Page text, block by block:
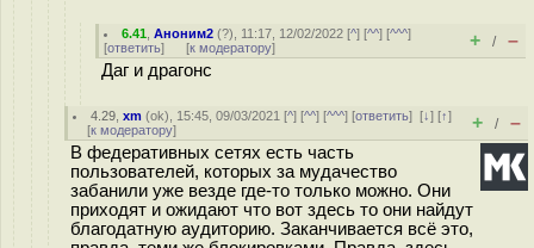
6.41 ,Аноним2 (?), 11:17, 12/02/2022 [^] [^^] [^^^]
[ответить] [к модератору] + / –
Даг и драгонс
4.29 ,xm (ok), 15:45, 09/03/2021 [^] [^^] [^^^] [ответить][↓] [↑]
[к модератору] + / –
В федеративных сетях есть часть
пользователей, которых за мудачество
забанили уже везде где-то только можно. Они
приходят и ожидают что вот здесь то они найдут
благодатную аудиторию. Заканчивается всё это,